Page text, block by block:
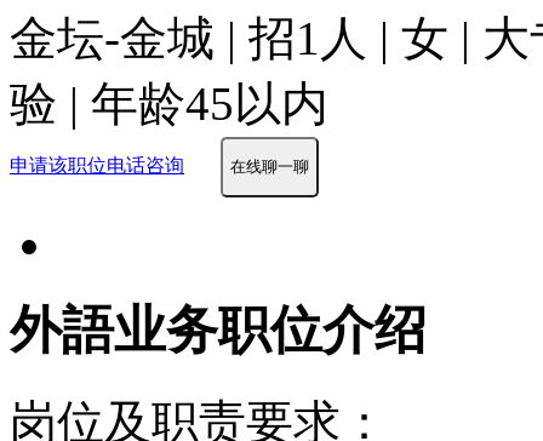
金坛-金城 | 招1人 | 女 |
验 | 年龄45以内
申请该职位电话咨询 在线聊一聊
外語业务职位介绍
岗位及职责要求：